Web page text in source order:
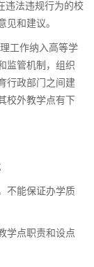
违法违规行为的校
见和建议。
工作纳入高等学
监管机制，组织
行政部门之间建
校外教学点有下
不能保证办学质
学点职责和设点